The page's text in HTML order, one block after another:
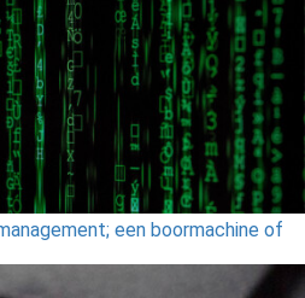
een boormachine of